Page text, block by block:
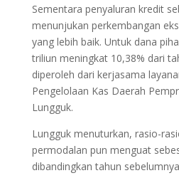
Sementara penyaluran kredit
menunjukan perkembangan
yang lebih baik. Untuk dana
triliun meningkat 10,38% dari
diperoleh dari kerjasama
Pengelolaan Kas Daerah
Lungguk.
Lungguk menuturkan, rasio-
permodalan pun menguat
dibandingkan tahun